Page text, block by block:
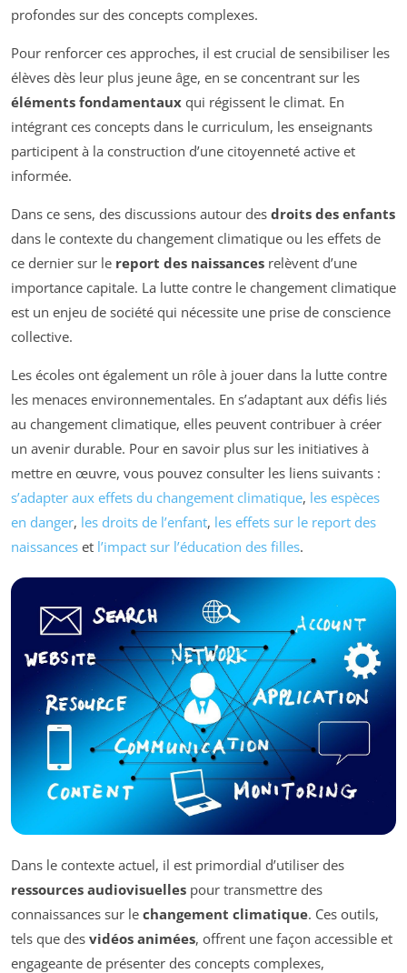
profondes sur des concepts complexes.
Pour renforcer ces approches, il est crucial de sensibiliser les
élèves dès leur plus jeune âge, en se concentrant sur les
éléments fondamentaux qui régissent le climat. En
intégrant ces concepts dans le curriculum, les enseignants
participent à la construction d’une citoyenneté active et
informée.
Dans ce sens, des discussions autour des droits des enfants
dans le contexte du changement climatique ou les effets de
ce dernier sur le report des naissances relèvent d’une
importance capitale. La lutte contre le changement climatique
est un enjeu de société qui nécessite une prise de conscience
collective.
Les écoles ont également un rôle à jouer dans la lutte contre
les menaces environnementales. En s’adaptant aux défis liés
au changement climatique, elles peuvent contribuer à créer
un avenir durable. Pour en savoir plus sur les initiatives à
mettre en œuvre, vous pouvez consulter les liens suivants :
s’adapter aux effets du changement climatique, les espèces
en danger, les droits de l’enfant, les effets sur le report des
naissances et l’impact sur l’éducation des filles.
Dans le contexte actuel, il est primordial d’utiliser des
ressources audiovisuelles pour transmettre des
connaissances sur le changement climatique. Ces outils,
tels que des vidéos animées, offrent une façon accessible et
engageante de présenter des concepts complexes,